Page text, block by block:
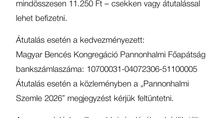
mindösszesen 11.250 Ft – csekken vagy átutalással
lehet befizetni.
Átutalás esetén a kedvezményezett:
Magyar Bencés Kongregáció Pannonhalmi Főapátság
bankszámlaszáma: 10700031-04072306-51100005
Átutalás esetén a közleményben a „Pannonhalmi
Szemle 2026” megjegyzést kérjük feltüntetni.